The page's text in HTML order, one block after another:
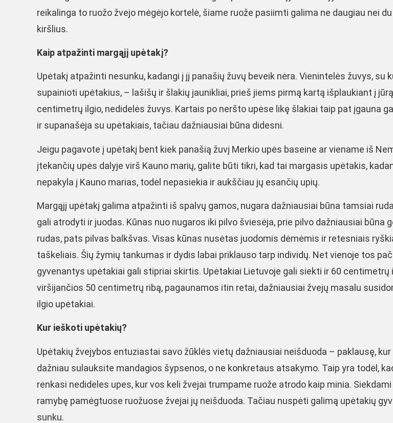
reikalinga to ruožo žvejo mėgėjo kortelė, šiame ruože pasiimti galima ne daugiau nei
kiršlius.
Kaip atpažinti margąjį upėtakį?
Upėtakį atpažinti nesunku, kadangi į jį panašių žuvų beveik nėra. Vienintelės žuvys, su
supainioti upėtakius, – lašišų ir šlakių jaunikliai, prieš jiems pirmą kartą išplaukiant į
centimetrų ilgio, nedidelės žuvys. Kartais po neršto upėse likę šlakiai taip pat įgauna
ir supanašėja su upėtakiais, tačiau dažniausiai būna didesni.
Jeigu pagavote į upėtakį bent kiek panašią žuvį Merkio upės baseine ar viename iš
įtekančių upės dalyje virš Kauno marių, galite būti tikri, kad tai margasis upėtakis,
nepakyla į Kauno marias, todėl nepasiekia ir aukščiau jų esančių upių.
Margąjį upėtakį galima atpažinti iš spalvų gamos, nugara dažniausiai būna tamsiai
gali atrodyti ir juodas. Kūnas nuo nugaros iki pilvo šviesėja, prie pilvo dažniausiai būna
rudas, pats pilvas balkšvas. Visas kūnas nusėtas juodomis dėmėmis ir retesniais
taškeliais. Šių žymių tankumas ir dydis labai priklauso tarp individų. Net vienoje tos
gyvenantys upėtakiai gali stipriai skirtis. Upėtakiai Lietuvoje gali siekti ir 60 centimetrų
viršijančios 50 centimetrų ribą, pagaunamos itin retai, dažniausiai žvejų masalu
ilgio upėtakiai.
Kur ieškoti upėtakių?
Upėtakių žvejybos entuziastai savo žūklės vietų dažniausiai neišduoda – paklausę,
dažniau sulauksite mandagios šypsenos, o ne konkretaus atsakymo. Taip yra todėl,
renkasi nedideles upes, kur vos keli žvejai trumpame ruože atrodo kaip minia.
ramybę pamėgtuose ruožuose žvejai jų neišduoda. Tačiau nuspėti galimą upėtakių
sunku.